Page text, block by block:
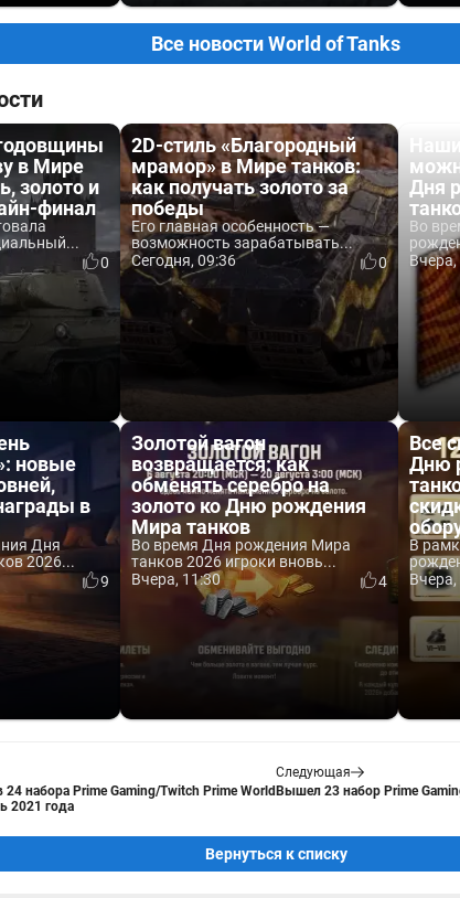
Все новости World of Tanks
в Мире
золото и
финал
0
2D-стиль «Благородный
мрамор» в Мире танков:
как получать золото за
победы
Его главная особенность —
возможность зарабатывать...
Сегодня, 09:36
0
Дня
Во
новые
в
Дня
2026...
9
Золотой вагон
возвращается: как
обменять серебро на
золото ко Дню рождения
Мира танков
Во время Дня рождения Мира
танков 2026 игроки вновь...
Вчера, 11:30
4
Все
Дню
В
набора Prime Gaming/Twitch Prime World
2021 года
Следующая
Вышел 23 набор Prime
Вернуться к списку